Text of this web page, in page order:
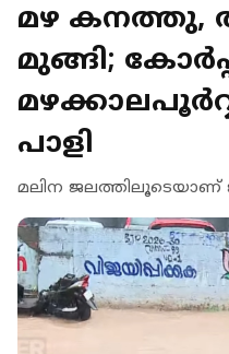
മഴ കനത്തു,
മുങ്ങി;
പാളി
മലിന